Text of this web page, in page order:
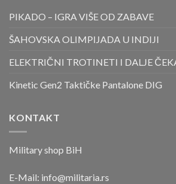
PIKADO – IGRA VIŠE OD ZABAVE
ŠAHOVSKA OLIMPIJADA U INDIJI
ELEKTRIČNI TROTINETI I DALJE
Kinetic Gen2 Taktičke Pantalone DIG
KONTAKT
Military shop BiH
E-Mail: info@militaria.rs